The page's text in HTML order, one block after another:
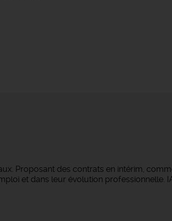
Proposant des contrats en intérim,
et dans leur évolution professionnelle.